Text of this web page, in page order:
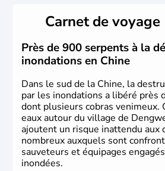
dynasties. La dynastie Qing a
jusqu'aux guerres de l'opium
constituée comme nation et a
en 1945. Illustre pays en
gardistes, la Chine a été la
de l'imprimerie à caractères
la poudre à canon.
Carnet de voyage
Près de 900 serpents à la
inondations en Chine
Dans le sud de la Chine, la
par les inondations a libéré près
dont plusieurs cobras venimeux.
eaux autour du village de
ajoutent un risque inattendu aux
nombreux auxquels sont
sauveteurs et équipages
inondées.